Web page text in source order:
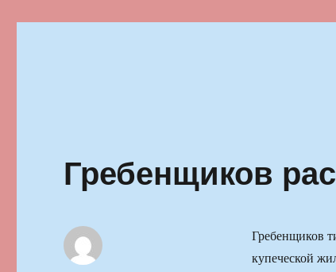
Гребенщиков
Гребенщиков
купеческой